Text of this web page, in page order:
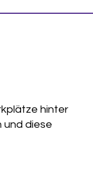
hinter
und diese